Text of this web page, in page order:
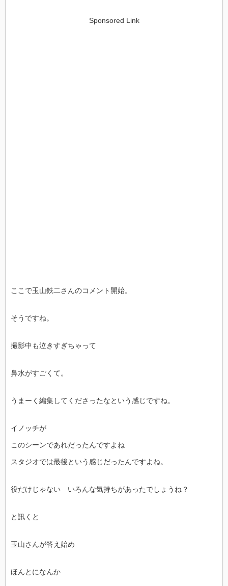
Sponsored Link
ここで玉山鉄二さんのコメント開始。
そうですね。
撮影中も泣きすぎちゃって
鼻水がすごくて。
うまーく編集してくださったなという感じですね。
イノッチが
このシーンであれだったんですよね
スタジオでは最後という感じだったんですよね。
役だけじゃない いろんな気持ちがあったでしょうね？
と訊くと
玉山さんが答え始め
ほんとになんか